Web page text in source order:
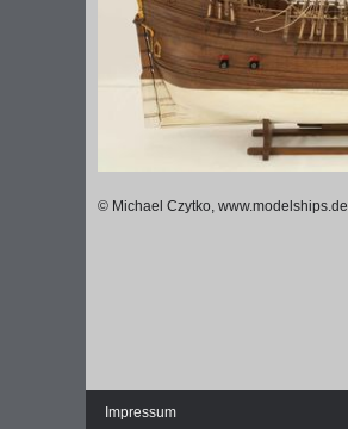
PAULSKIRCHE 1848
© Michael Czytko, www.modelships.de
Impressum